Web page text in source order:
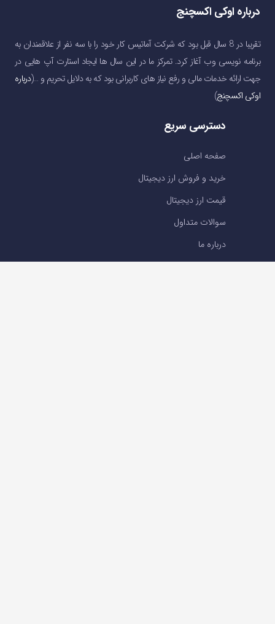
درباره اوکی اکسچنج
تقریبا در 8 سال قبل بود که شرکت آماتیس کار خود را با سه نفر از علاقمندان به
برنامه نویسی وب آغاز کرد. تمرکز ما در این سال ها ایجاد استارت آپ هایی در
جهت ارائه خدمات مالی و رفع نیاز های کاربرانی بود که به دلایل تحریم و …(درباره
اوکی اکسچنج)
دسترسی سریع
صفحه اصلی
خرید و فروش ارز دیجیتال
قیمت ارز دیجیتال
سوالات متداول
درباره ما